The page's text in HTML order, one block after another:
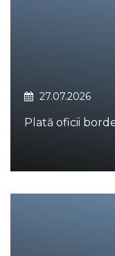
27.07.2026
Plată oficii